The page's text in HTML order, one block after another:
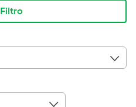
Filtro